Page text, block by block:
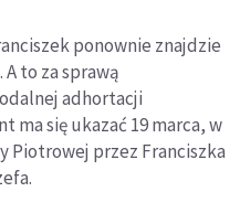
ponownie znajdzie
to za sprawą
adhortacji
ma się ukazać 19 marca, w
Piotrowej przez Franciszka